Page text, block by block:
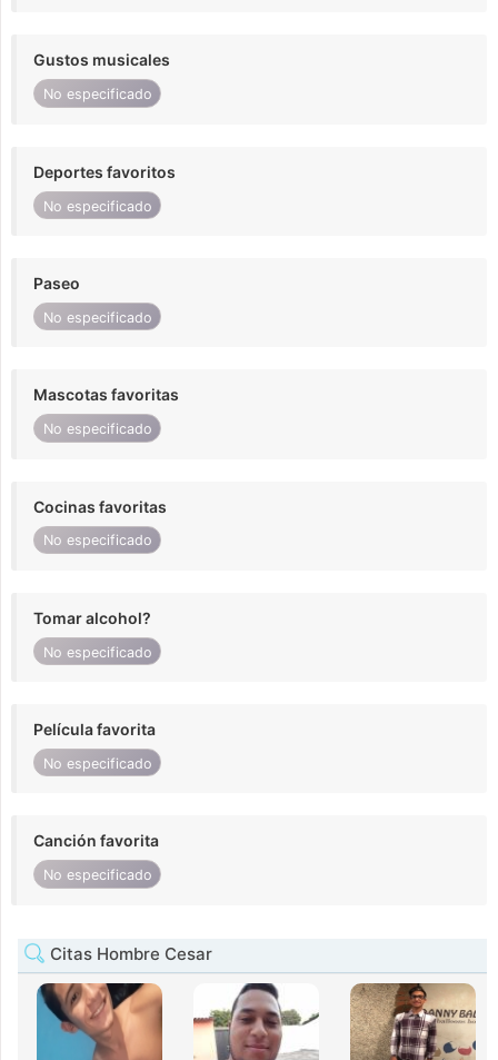
Gustos musicales
No especificado
Deportes favoritos
No especificado
Paseo
No especificado
Mascotas favoritas
No especificado
Cocinas favoritas
No especificado
Tomar alcohol?
No especificado
Película favorita
No especificado
Canción favorita
No especificado
Citas Hombre Cesar